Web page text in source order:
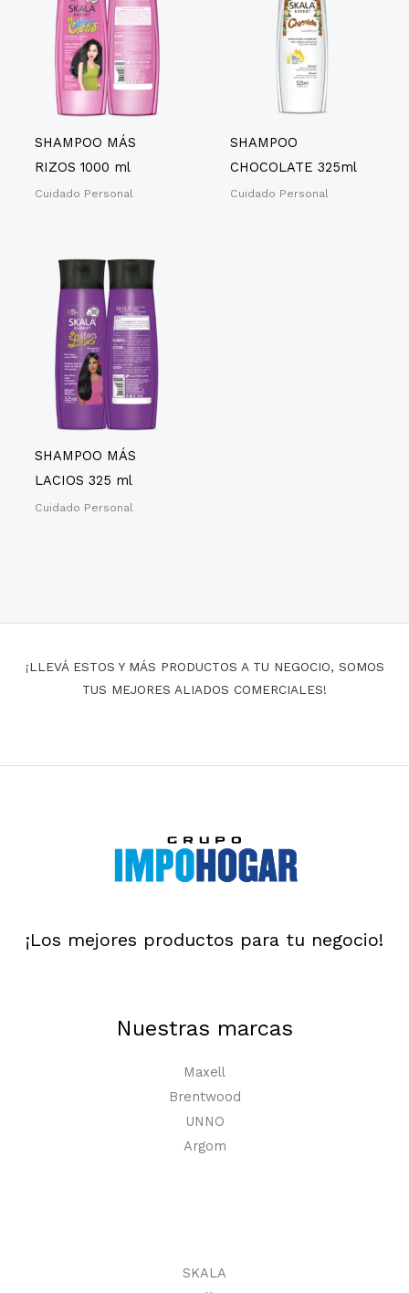
SHAMPOO MÁS
RIZOS 1000 ml
Cuidado Personal
SHAMPOO
CHOCOLATE 325ml
Cuidado Personal
SHAMPOO MÁS
LACIOS 325 ml
Cuidado Personal
¡LLEVÁ ESTOS Y MÁS PRODUCTOS A TU NEGOCIO, SOMOS
TUS MEJORES ALIADOS COMERCIALES!
¡Los mejores productos para tu negocio!
Nuestras marcas
Maxell
Brentwood
UNNO
Argom
SKALA